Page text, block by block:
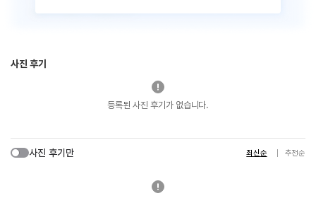
사진 후기
등록된 사진 후기가 없습니다.
사진 후기만 최신순 추천순